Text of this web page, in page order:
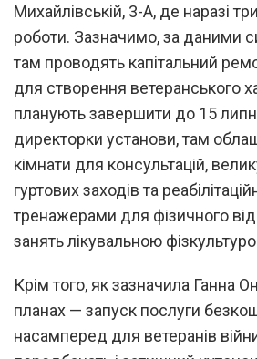
Михайлівській, 3-А, де наразі
роботи. Зазначимо, за даними
там проводять капітальний
для створення ветеранського
планують завершити до 15
директорки установи, там
кімнати для консультацій,
гуртових заходів та
тренажерами для фізичного
занять лікувальною
Крім того, як зазначила Ганна
планах — запуск послуги
насамперед для ветеранів